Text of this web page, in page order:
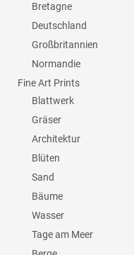
Bretagne
Deutschland
Großbritannien
Normandie
Fine Art Prints
Blattwerk
Gräser
Architektur
Blüten
Sand
Bäume
Wasser
Tage am Meer